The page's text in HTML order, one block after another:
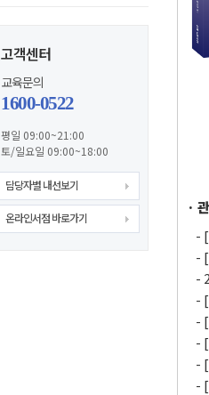
고객센터
교육문의
1600-0522
평일 09:00~21:00
토/일요일 09:00~18:00
담당자별 내선보기
온라인서점 바로가기
·
-
-
-
-
-
-
-
-